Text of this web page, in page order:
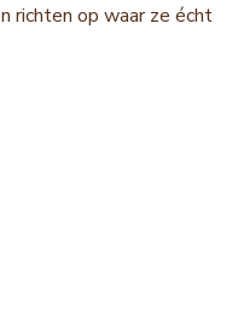
richten op waar ze écht